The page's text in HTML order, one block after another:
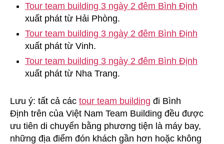
Tour team building 3 ngày 2 đêm Bình Định
xuất phát từ Hải Phòng.
Tour team building 3 ngày 2 đêm Bình Định
xuất phát từ Vinh.
Tour team building 3 ngày 2 đêm Bình Định
xuất phát từ Nha Trang.
Lưu ý: tất cả các tour team building đi Bình
Định trên của Việt Nam Team Building đều được
ưu tiên di chuyển bằng phương tiện là máy bay,
những địa điểm đón khách gần hơn hoặc không